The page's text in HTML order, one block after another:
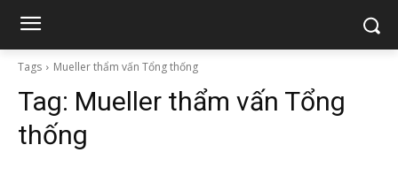
Tags Mueller thẩm vấn Tổng thống
Tag: Mueller thẩm vấn Tổng
thống